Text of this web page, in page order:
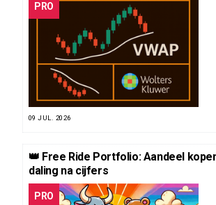
PRO
09 JUL. 2026
👑 Free Ride Portfolio: Aandeel
daling na cijfers
PRO